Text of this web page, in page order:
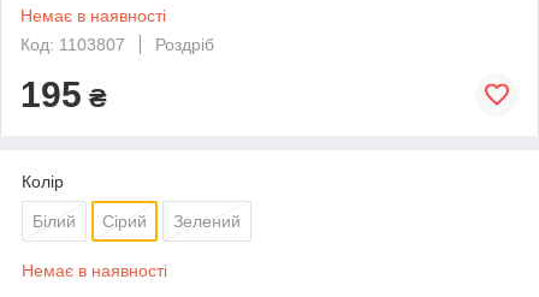
Немає в наявності
Код: 1103807
Роздріб
195 ₴
Колір
Білий Сірий Зелений
Немає в наявності